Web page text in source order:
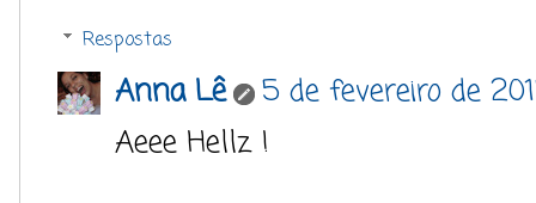
Respostas
Anna Lê
5 de fevereiro de
Aeee Hellz !